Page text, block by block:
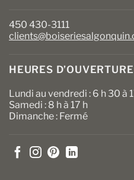
450 430-3111
HEURES D’OUVERTURE
Lundi au vendredi : 6 h 30 à
Samedi : 8 h à 17 h
Dimanche : Fermé